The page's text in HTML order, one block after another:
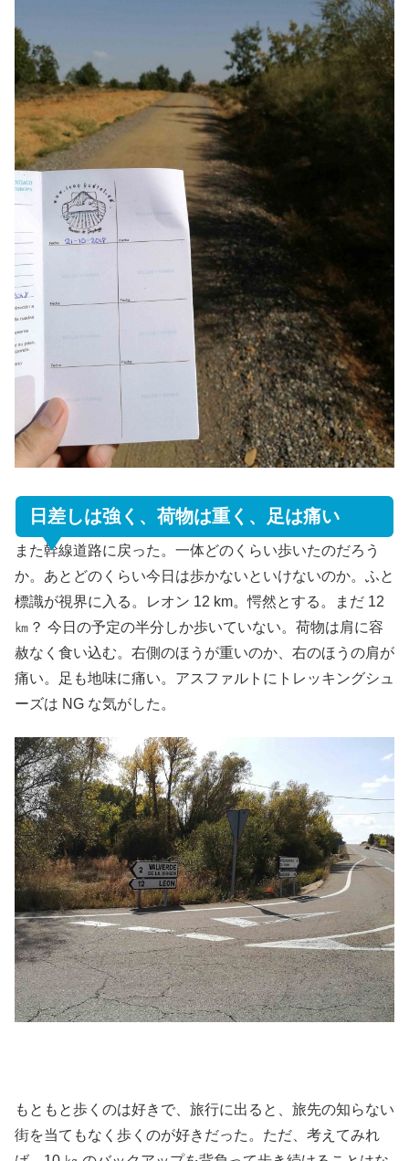
日差しは強く、荷物は重く、足は痛い
また幹線道路に戻った。一体どのくらい歩いたのだろう
か。あとどのくらい今日は歩かないといけないのか。ふと
標識が視界に入る。レオン 12 km。愕然とする。まだ 12
㎞？ 今日の予定の半分しか歩いていない。荷物は肩に容
赦なく食い込む。右側のほうが重いのか、右のほうの肩が
痛い。足も地味に痛い。アスファルトにトレッキングシュ
ーズは NG な気がした。
もともと歩くのは好きで、旅行に出ると、旅先の知らない
街を当てもなく歩くのが好きだった。ただ、考えてみれ